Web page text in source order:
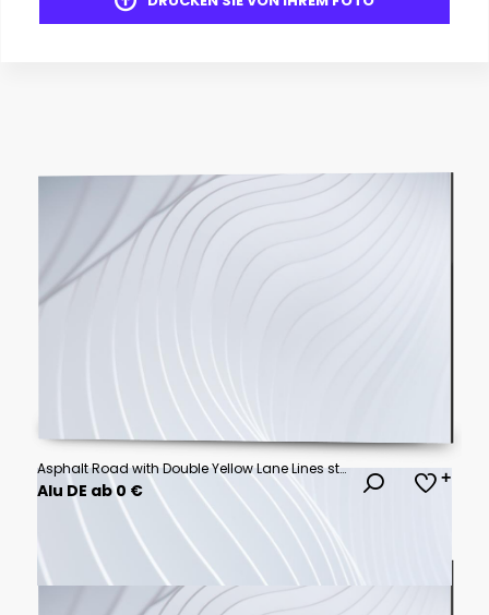
Asphalt Road with Double Yellow Lane Lines street surface
Alu DE ab 0 €